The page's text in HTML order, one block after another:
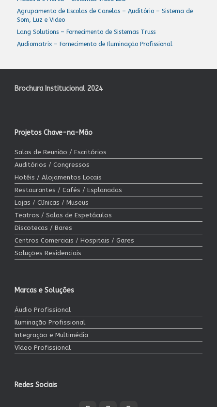
Agrupamento de Escolas de Canelas – Auditório – Sistema de
Som, Luz e Video
Lang Solutions – Fornecimento de Sistemas Truss
Audiomatrix – Fornecimento de Iluminação Profissional
Brochura Institucional 2024
Projetos Chave-na-Mão
Salas de Reunião / Escritórios
Auditórios / Congressos
Hotéis / Alojamentos Locais
Restaurantes / Cafés / Esplanadas
Lojas / Clínicas / Museus
Teatros / Salas de Espetáculos
Discotecas / Bares
Centros Comerciais / Hospitais / Gares
Soluções Residenciais
Marcas e Soluções
Áudio Profissional
Iluminação Profissional
Integração e Multimédia
Vídeo Profissional
Redes Sociais